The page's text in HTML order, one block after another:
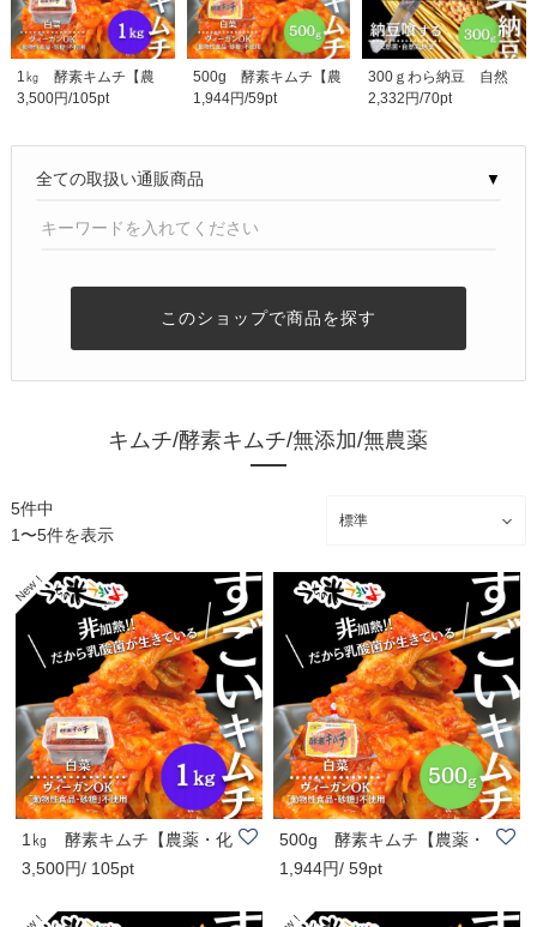
1㎏ 酵素キムチ【農
薬・化学肥料不使用..
3,500円/105pt
500g 酵素キムチ【農
薬・化学肥料不使用..
1,944円/59pt
300ｇわら納豆 自然
栽培のわら＆有機栽..
2,332円/70pt
▼
このショップで商品を探す
キムチ/酵素キムチ/無添加/無農薬
5件中
1〜5件を表示
1㎏ 酵素キムチ【農薬・化
学肥料不使用..
3,500円/ 105pt
500g 酵素キムチ【農薬・
化学肥料不使用..
1,944円/ 59pt